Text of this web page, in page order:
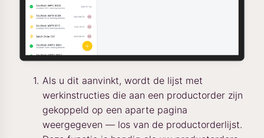
Als u dit aanvinkt, wordt de lijst met
werkinstructies die aan een productorder zijn
gekoppeld op een aparte pagina
weergegeven — los van de productorderlijst.